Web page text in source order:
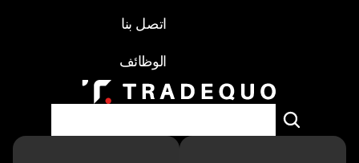
اتصل بنا
الوظائف